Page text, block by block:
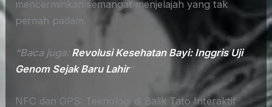
mencerminkan semangat menjelajah yang tak
pernah padam.
“Baca juga: Revolusi Kesehatan Bayi: Inggris Uji
Genom Sejak Baru Lahir“
NFC dan GPS: Teknologi di Balik Tato Interaktif